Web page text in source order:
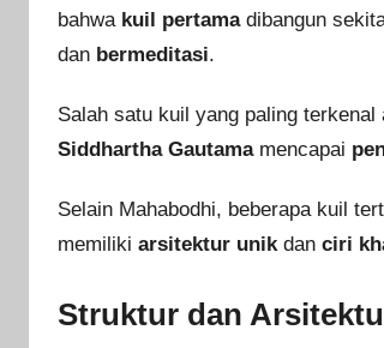
bahwa kuil pertamadibangun
dan bermeditasi.
Salah satu kuil yang paling terkenal
Siddhartha Gautamamencapai
Selain Mahabodhi, beberapa kuil
memiliki arsitektur unikdan ciri
Struktur dan